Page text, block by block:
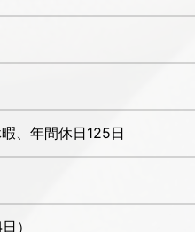
、年間休日125日
）